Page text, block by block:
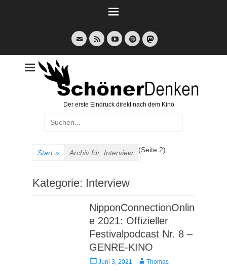
E-
Mail
Feed YouTubeSpotify
Der erste Eindruck direkt nach dem Kino
Suche
nach:
Start » Archiv für Interview (Seite 2)
Kategorie: Interview
NipponConnectionOnlin
e 2021: Offizieller
Festivalpodcast Nr. 8 –
GENRE-KINO
Veröffentlicht
Juni 3, 2021 AutorThomas